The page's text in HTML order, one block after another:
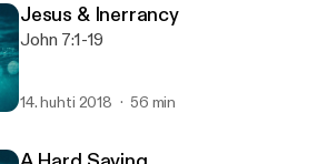
Jesus & Inerrancy
John 7:1-19
14. huhti 2018 56 min